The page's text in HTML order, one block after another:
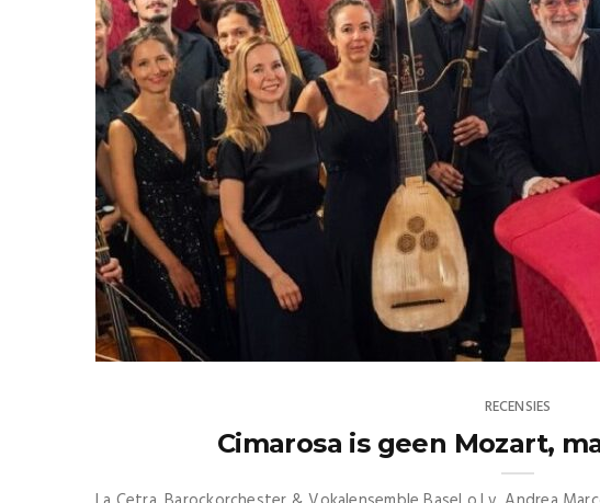
RECENSIES
Cimarosa is geen Mozart,